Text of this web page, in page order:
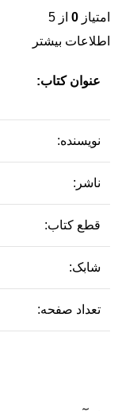
امتیاز 0 از 5
اطلاعات بیشتر
عنوان کتاب:
نویسنده:
ناشر:
قطع کتاب:
شابک:
تعداد صفحه: